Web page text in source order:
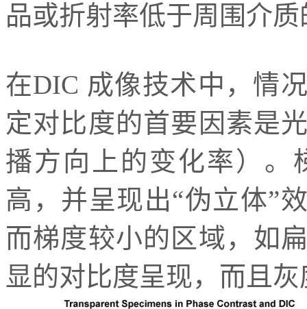
品或折射率低于周围介
在DIC 成像技术中，情
定对比度的首要因素是
播方向上的变化率）。
高，并呈现出“伪立体”
而梯度较小的区域，如
显的对比度呈现，而且